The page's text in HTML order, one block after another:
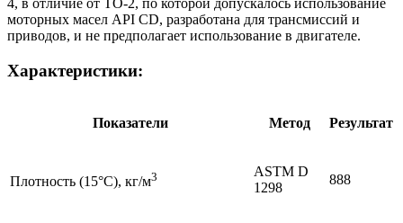
4, в отличие от ТО-2, по которой допускалось использование
моторных масел API CD, разработана для трансмиссий и
приводов, и не предполагает использование в двигателе.
Характеристики:
Показатели Метод Результат
Плотность (15°С), кг/м3
ASTM D
1298
888